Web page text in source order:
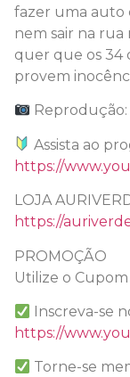
fazer uma auto
nem sair na rua
quer que os 34
provem
Reprodução:
Assista ao
https://
LOJA
https://
PROMOÇÃO
Utilize o
Inscreva-se
https://
Torne-se